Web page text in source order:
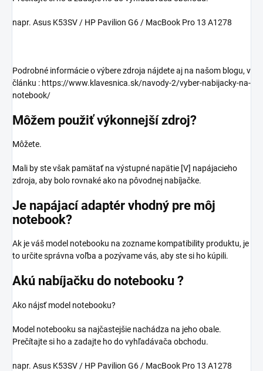
napr. Asus K53SV / HP Pavilion G6 / MacBook Pro 13 A1278
Podrobné informácie o výbere zdroja nájdete aj na našom blogu, v
článku : https://www.klavesnica.sk/navody-2/vyber-nabijacky-na-
notebook/
Môžem použiť výkonnejší zdroj?
Môžete.
Mali by ste však pamätať na výstupné napätie [V] napájacieho
zdroja, aby bolo rovnaké ako na pôvodnej nabíjačke.
Je napájací adaptér vhodný pre môj
notebook?
Ak je váš model notebooku na zozname kompatibility produktu, je
to určite správna voľba a pozývame vás, aby ste si ho kúpili.
Akú nabíjačku do notebooku ?
Ako nájsť model notebooku?
Model notebooku sa najčastejšie nachádza na jeho obale.
Prečítajte si ho a zadajte ho do vyhľadávača obchodu.
napr. Asus K53SV / HP Pavilion G6 / MacBook Pro 13 A1278